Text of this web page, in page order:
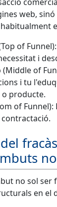
web,
of
i
(Middle of
i tu
producte.
of
no sol ser
en el